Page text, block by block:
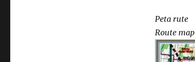
Peta rute
Route map